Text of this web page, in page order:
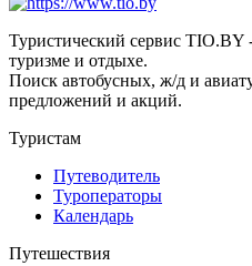
Туристический сервис
туризме и отдыхе.
Поиск автобусных, ж/д и
предложений и акций.
Туристам
Путеводитель
Туроператоры
Календарь
Путешествия